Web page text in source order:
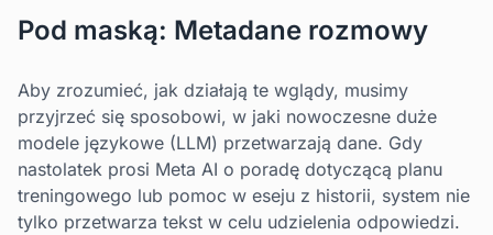
Pod maską: Metadane rozmowy
Aby zrozumieć, jak działają te wglądy, musimy
przyjrzeć się sposobowi, w jaki nowoczesne duże
modele językowe (LLM) przetwarzają dane. Gdy
nastolatek prosi Meta AI o poradę dotyczącą planu
treningowego lub pomoc w eseju z historii, system nie
tylko przetwarza tekst w celu udzielenia odpowiedzi.